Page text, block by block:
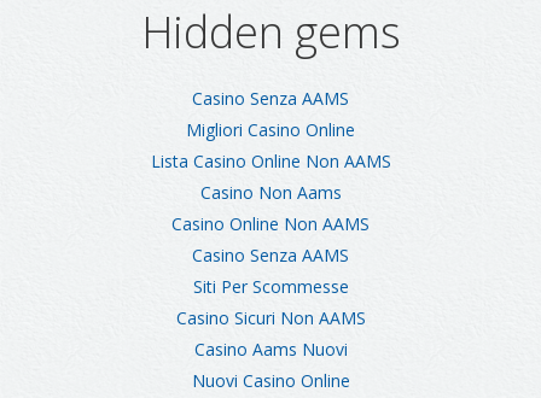
Hidden gems
Casino Senza AAMS
Migliori Casino Online
Lista Casino Online Non AAMS
Casino Non Aams
Casino Online Non AAMS
Casino Senza AAMS
Siti Per Scommesse
Casino Sicuri Non AAMS
Casino Aams Nuovi
Nuovi Casino Online